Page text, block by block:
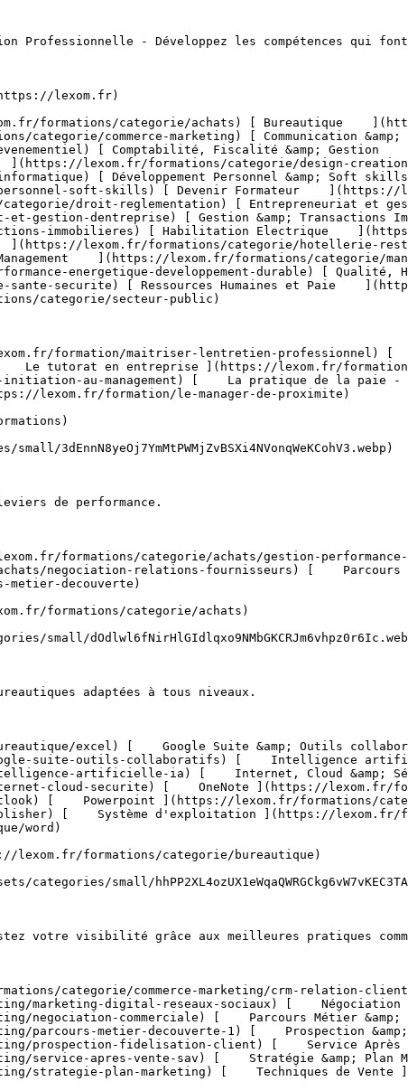
](https://lexom.fr/formations/categorie/communication-evenementiel/communication-interne-externe) [    Organisation d’Événements Professionnels ](https://lexom.fr/formations/categorie/communication-evenementiel/organisation-devenements-professionnels) [    Parcours Métier &amp; Découverte ](https://lexom.fr/formations/categorie/communication-evenementiel/parcours-metier-decouverte-12) 

  [ Voir toutes les formations communication &amp; evènementiel    ](https://lexom.fr/formations/categorie/communication-evenementiel) 

  ![Comptabilité, Fiscalité & Gestion](https://lexom.fr/tenancy/assets/categories/small/dVNgmt1tZIUD9woC2rbZbOZoxRUJOR1Gwbjw9vaD.webp) 

 #### Comptabilité, Fiscalité &amp; Gestion 

  Maîtrisez les chiffres, sécurisez vos décisions et pilotez la performance de votre entreprise.

 #####  Domaines de formation 

 [    Comptabilité Générale &amp; Analytique ](https://lexom.fr/formations/categorie/comptabilite-fiscalite-gestion/comptabilite-generale-analytique) [    Contrôle de Gestion &amp; Tableaux de Bord ](https://lexom.fr/formations/categorie/comptabilite-fiscalite-gestion/controle-de-gestion-tableaux-de-bord) [    Fiscalité &amp; Obligations Légales ](https://lexom.fr/formations/categorie/comptabilite-fiscalite-gestion/fiscalite-obligations-legales) [    Gestion Financière &amp; Trésorerie ](https://lexom.fr/formations/categorie/comptabilite-fiscalite-gestion/gestion-financiere-tresorerie) [    Outils de Gestion ](https://lexom.fr/formations/categorie/comptabilite-fiscalite-gestion/outils-de-gestion) [    Parcours Métier &amp; Découverte ](https://lexom.fr/formations/categorie/comptabilite-fiscalite-gestion/parcours-metier-decouverte-2) 

  [ Voir toutes les formations comptabilité, fiscalité &amp; gestion    ](https://lexom.fr/formations/categorie/comptabilite-fiscalite-gestion) 

  ![Design & Création Digitale](https://lexom.fr/tenancy/assets/categories/small/fPTxm2WjoWh7SmGhU1DYvTe3UbKEDe2rjoP3meAQ.webp) 

 #### Design &amp; Création Digitale 

  Alliez créativité et impact pour donner vie à vos projets digitaux.

 #####  Domaines de formation 

 [    DAO - 3D &amp; CAO ](https://lexom.fr/formations/categorie/design-creation-digitale/dao-3d-cao) [    Graphisme &amp; Design ](https://lexom.fr/formations/categorie/design-creation-digitale/graphisme-design) [    PAO ](https://lexom.fr/formations/categorie/design-creation-digitale/pao) [    Vidéo &amp; Motion Design ](https://lexom.fr/formations/categorie/design-creation-digitale/video-motion-design) 

  [ Voir toutes les formations design &amp; création digitale    ](https://lexom.fr/formations/categorie/design-creation-digitale) 

  ![Développement Informatique](https://lexom.fr/tenancy/assets/categories/small/OcGQIL0de4biUAG0T5MDyjqX9dNcM1J0zHqhyv1c.webp) 

 #### Développement Informatique 

  Devenez acteur du numérique : développez vos compétences en programmation et créez les solutions de demain.

 #####  Domaines de formation 

 [    Applications &amp; Logiciels ](https://lexom.fr/formations/categorie/developpement-informatique/applications-logiciels) [    Bases de Données